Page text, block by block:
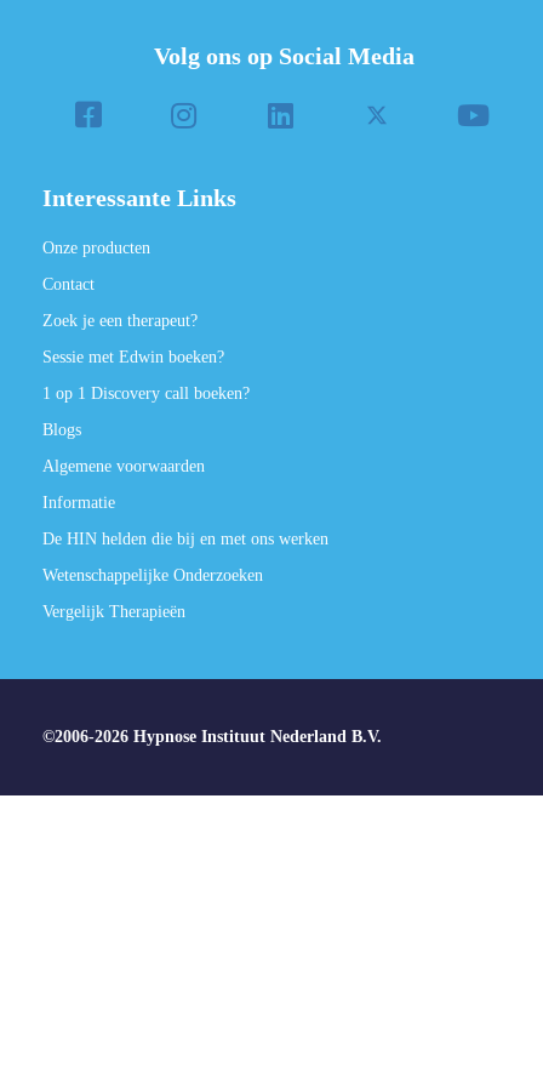
Volg ons op Social Media
Interessante Links
Onze producten
Contact
Zoek je een therapeut?
Sessie met Edwin boeken?
1 op 1 Discovery call boeken?
Blogs
Algemene voorwaarden
Informatie
De HIN helden die bij en met ons werken
Wetenschappelijke Onderzoeken
Vergelijk Therapieën
©2006-2026 Hypnose Instituut Nederland B.V.